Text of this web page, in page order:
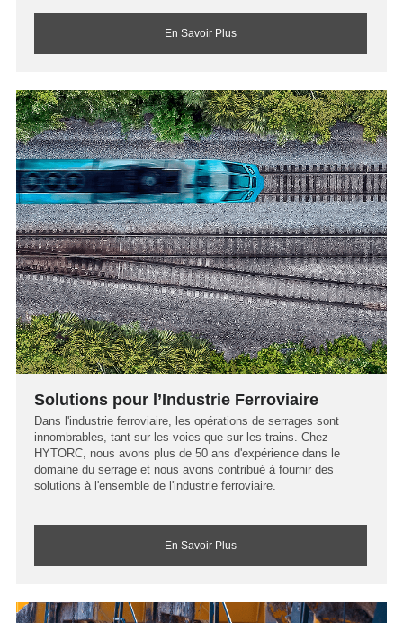
En Savoir Plus
Solutions pour l’Industrie Ferroviaire
Dans l'industrie ferroviaire, les opérations de serrages sont
innombrables, tant sur les voies que sur les trains. Chez
HYTORC, nous avons plus de 50 ans d'expérience dans le
domaine du serrage et nous avons contribué à fournir des
solutions à l'ensemble de l'industrie ferroviaire.
En Savoir Plus